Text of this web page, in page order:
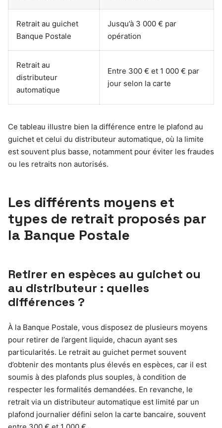
Retrait au guichet
Banque Postale
Jusqu’à 3 000 € par
opération
Retrait au
distributeur
automatique
Entre 300 € et 1 000 € par
jour selon la carte
Ce tableau illustre bien la différence entre le plafond au
guichet et celui du distributeur automatique, où la limite
est souvent plus basse, notamment pour éviter les fraudes
ou les retraits non autorisés.
Les différents moyens et
types de retrait proposés par
la Banque Postale
Retirer en espèces au guichet ou
au distributeur : quelles
différences ?
À la Banque Postale, vous disposez de plusieurs moyens
pour retirer de l’argent liquide, chacun ayant ses
particularités. Le retrait au guichet permet souvent
d’obtenir des montants plus élevés en espèces, car il est
soumis à des plafonds plus souples, à condition de
respecter les formalités demandées. En revanche, le
retrait via un distributeur automatique est limité par un
plafond journalier défini selon la carte bancaire, souvent